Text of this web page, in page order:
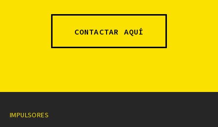
CONTACTAR AQUÍ
IMPULSORES